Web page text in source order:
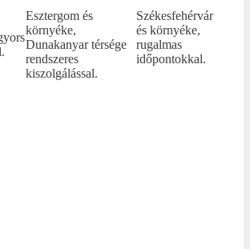
Esztergom és
környéke,
Dunakanyar térsége
rendszeres
kiszolgálással.
Székesfehérvár
és környéke,
rugalmas
időpontokkal.